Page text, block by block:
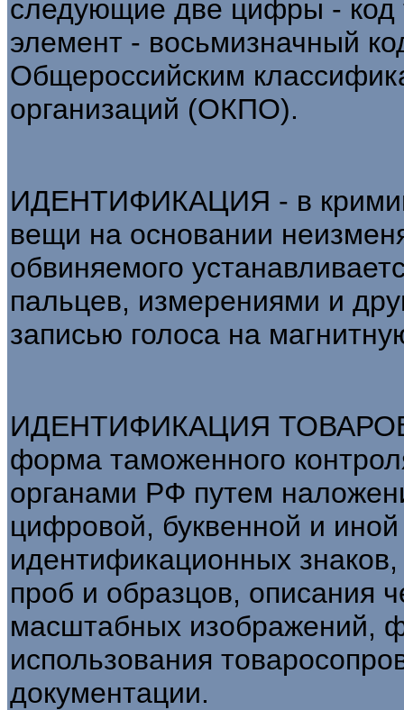
следующие две цифры - код
элемент - восьмизначный
Общероссийским
организаций (ОКПО).
ИДЕНТИФИКАЦИЯ - в
вещи на основании
обвиняемого
пальцев, измерениями и
записью голоса на
ИДЕНТИФИКАЦИЯ
форма таможенного
органами РФ путем
цифровой, буквенной и
идентификационных
проб и образцов, описания
масштабных изображений,
использования
документации.